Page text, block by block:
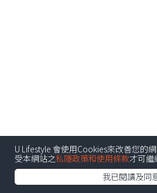
U Lifestyle 會使用Cookies來改善您的
受本網站之私隱政策和使用條款才可繼
我已閱讀及同